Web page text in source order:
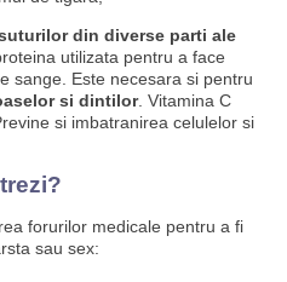
din diverse parti ale
utilizata pentru a face
sange. Este necesara si pentru
si dintilor. Vitamina C
si imbatranirea celulelor si
forurilor medicale pentru a fi
sau sex: